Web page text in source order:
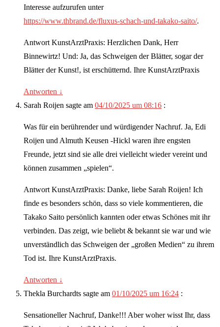
Interesse aufzurufen unter
https://www.thbrand.de/fluxus-schach-und-takako-saito/.
Antwort KunstArztPraxis: Herzlichen Dank, Herr
Binnewirtz! Und: Ja, das Schweigen der Blätter, sogar der
Blätter der Kunst!, ist erschütternd. Ihre KunstArztPraxis
Antworten ↓
Sarah Roijen sagte am 04/10/2025 um 08:16 :
Was für ein berührender und würdigender Nachruf. Ja, Edi
Roijen und Almuth Keusen -Hickl waren ihre engsten
Freunde, jetzt sind sie alle drei vielleicht wieder vereint und
können zusammen „spielen“.
Antwort KunstArztPraxis: Danke, liebe Sarah Roijen! Ich
finde es besonders schön, dass so viele kommentieren, die
Takako Saito persönlich kannten oder etwas Schönes mit ihr
verbinden. Das zeigt, wie beliebt & bekannt sie war und wie
unverständlich das Schweigen der „großen Medien“ zu ihrem
Tod ist. Ihre KunstArztPraxis.
Antworten ↓
Thekla Burchardts sagte am 01/10/2025 um 16:24 :
Sensationeller Nachruf, Danke!!! Aber woher wisst Ihr, dass